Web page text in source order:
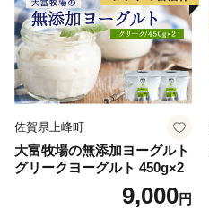
佐賀県上峰町
大富牧場の無添加ヨーグルト
グリークヨーグルト 450g×2
9,000円